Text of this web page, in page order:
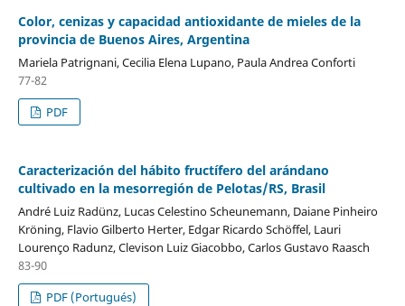
Color, cenizas y capacidad antioxidante de mieles de la
provincia de Buenos Aires, Argentina
Mariela Patrignani, Cecilia Elena Lupano, Paula Andrea Conforti
77-82
PDF
Caracterización del hábito fructífero del arándano
cultivado en la mesorregión de Pelotas/RS, Brasil
André Luiz Radünz, Lucas Celestino Scheunemann, Daiane Pinheiro
Kröning, Flavio Gilberto Herter, Edgar Ricardo Schöffel, Lauri
Lourenço Radunz, Clevison Luiz Giacobbo, Carlos Gustavo Raasch
83-90
PDF (Portugués)